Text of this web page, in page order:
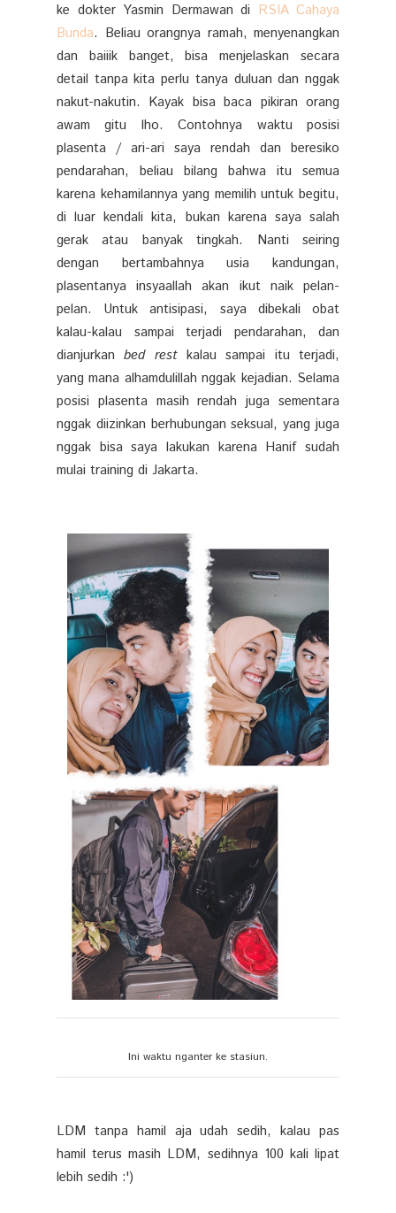
ke dokter Yasmin Dermawan di RSIA Cahaya
Bunda. Beliau orangnya ramah, menyenangkan
dan baiiik banget, bisa menjelaskan secara
detail tanpa kita perlu tanya duluan dan nggak
nakut-nakutin. Kayak bisa baca pikiran orang
awam gitu lho. Contohnya waktu posisi
plasenta / ari-ari saya rendah dan beresiko
pendarahan, beliau bilang bahwa itu semua
karena kehamilannya yang memilih untuk begitu,
di luar kendali kita, bukan karena saya salah
gerak atau banyak tingkah. Nanti seiring
dengan bertambahnya usia kandungan,
plasentanya insyaallah akan ikut naik pelan-
pelan. Untuk antisipasi, saya dibekali obat
kalau-kalau sampai terjadi pendarahan, dan
dianjurkanbed restkalau sampai itu terjadi,
yang mana alhamdulillah nggak kejadian. Selama
posisi plasenta masih rendah juga sementara
nggak diizinkan berhubungan seksual, yang juga
nggak bisa saya lakukan karena Hanif sudah
mulai training di Jakarta.
Ini waktu nganter ke stasiun.
LDM tanpa hamil aja udah sedih, kalau pas
hamil terus masih LDM, sedihnya 100 kali lipat
lebih sedih :')